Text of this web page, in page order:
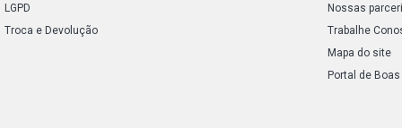
LGPD
Troca e Devolução
Nossas
Trabalhe
Mapa do site
Portal de